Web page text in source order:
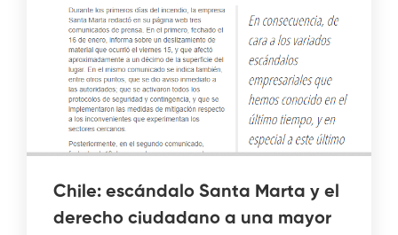
Chile: escándalo Santa Marta y el
derecho ciudadano a una mayor